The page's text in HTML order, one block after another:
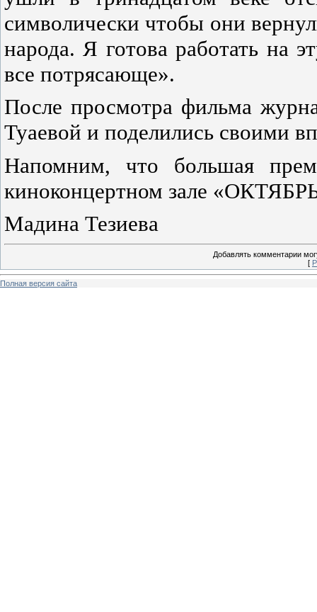
символически чтобы они
народа. Я готова работать на
все потрясающе».
После просмотра фильма
Туаевой и поделились своими
Напомним, что большая
киноконцертном зале
Мадина Тезиева
Добавлять комментарии
[
Полная версия сайта